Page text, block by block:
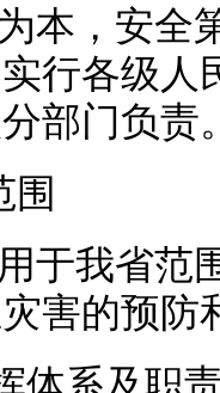
，安全
行各级人
部门负责
我省范
害的预防